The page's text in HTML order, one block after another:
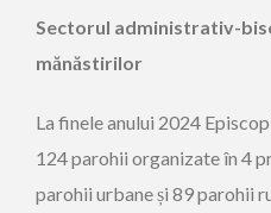
Sectorul administrativ-
mănăstirilor
La finele anului 2024
124 parohii organizate în 4
parohii urbane și 89 parohii